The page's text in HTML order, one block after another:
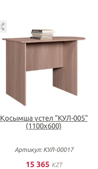
Қосымша үстел "КУЛ-005"
(1100х600)
Артикул: КУЛ-00017
15 365 KZT